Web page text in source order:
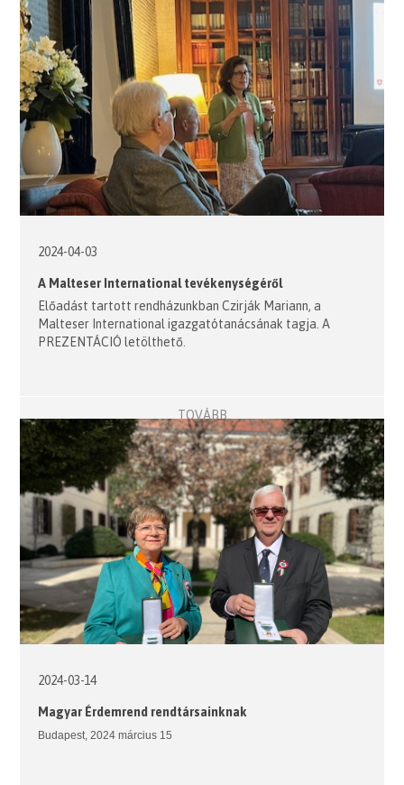
2024-04-03
A Malteser International tevékenységéről
Előadást tartott rendházunkban Czirják Mariann, a
Malteser International igazgatótanácsának tagja. A
PREZENTÁCIÓ letölthető.
TOVÁBB
2024-03-14
Magyar Érdemrend rendtársainknak
Budapest, 2024 március 15